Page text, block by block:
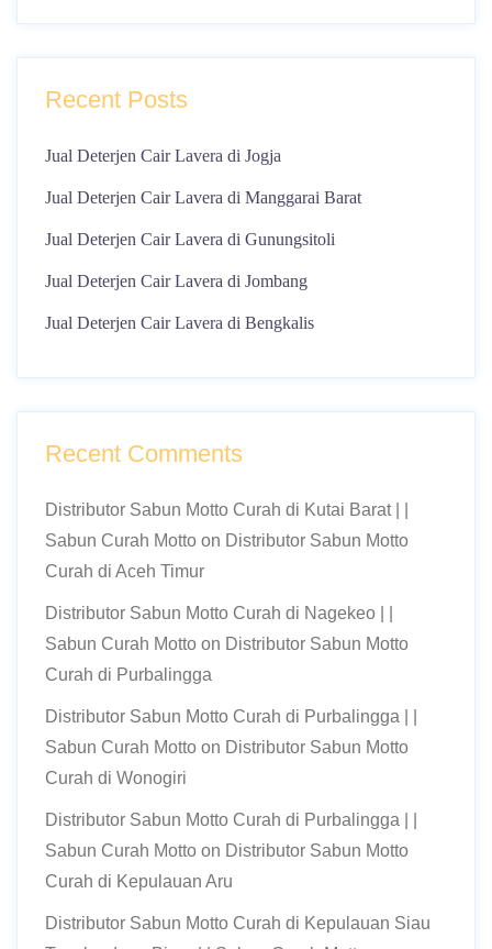
Recent Posts
Jual Deterjen Cair Lavera di Jogja
Jual Deterjen Cair Lavera di Manggarai Barat
Jual Deterjen Cair Lavera di Gunungsitoli
Jual Deterjen Cair Lavera di Jombang
Jual Deterjen Cair Lavera di Bengkalis
Recent Comments
Distributor Sabun Motto Curah di Kutai Barat | |
Sabun Curah Motto on Distributor Sabun Motto
Curah di Aceh Timur
Distributor Sabun Motto Curah di Nagekeo | |
Sabun Curah Motto on Distributor Sabun Motto
Curah di Purbalingga
Distributor Sabun Motto Curah di Purbalingga | |
Sabun Curah Motto on Distributor Sabun Motto
Curah di Wonogiri
Distributor Sabun Motto Curah di Purbalingga | |
Sabun Curah Motto on Distributor Sabun Motto
Curah di Kepulauan Aru
Distributor Sabun Motto Curah di Kepulauan Siau